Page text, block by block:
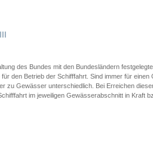
des Bundes mit den Bundesländern
den Betrieb der Schifffahrt. Sind immer für einen
zu Gewässer unterschiedlich. Bei Erreichen
im jeweiligen Gewässerabschnitt in Kraft